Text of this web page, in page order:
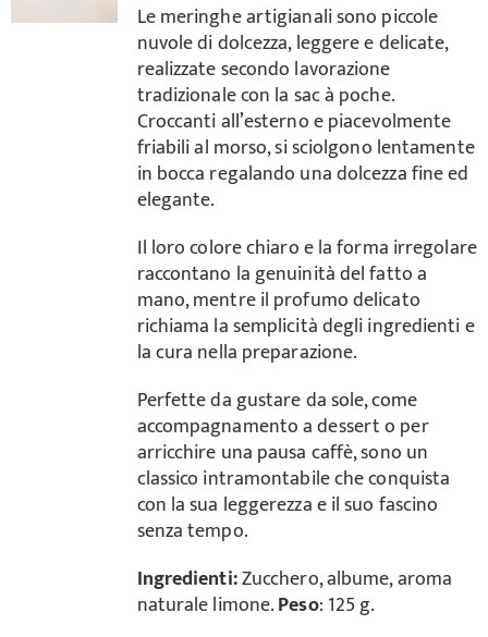
Le meringhe artigianali sono piccole
nuvole di dolcezza, leggere e delicate,
realizzate secondo lavorazione
tradizionale con la sac à poche.
Croccanti all’esterno e piacevolmente
friabili al morso, si sciolgono lentamente
in bocca regalando una dolcezza fine ed
elegante.
Il loro colore chiaro e la forma irregolare
raccontano la genuinità del fatto a
mano, mentre il profumo delicato
richiama la semplicità degli ingredienti e
la cura nella preparazione.
Perfette da gustare da sole, come
accompagnamento a dessert o per
arricchire una pausa caffè, sono un
classico intramontabile che conquista
con la sua leggerezza e il suo fascino
senza tempo.
Ingredienti:Zucchero, albume, aroma
naturale limone.Peso: 125 g.